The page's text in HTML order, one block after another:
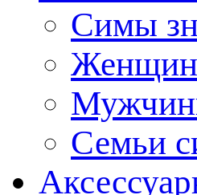
Симы
Семьи